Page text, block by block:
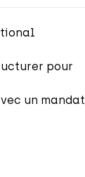
pour
un mandat